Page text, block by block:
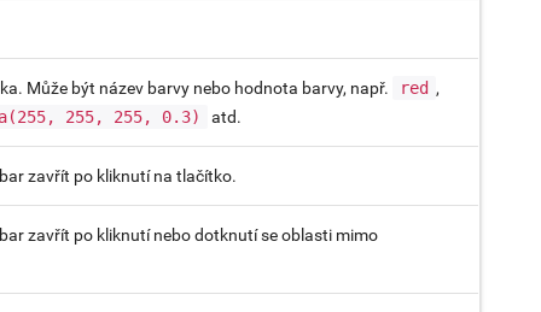
Může být název barvy nebo hodnota barvy, např. red ,
255, 255, 0.3)
atd.
zavřít po kliknutí na tlačítko.
zavřít po kliknutí nebo dotknutí se oblasti mimo